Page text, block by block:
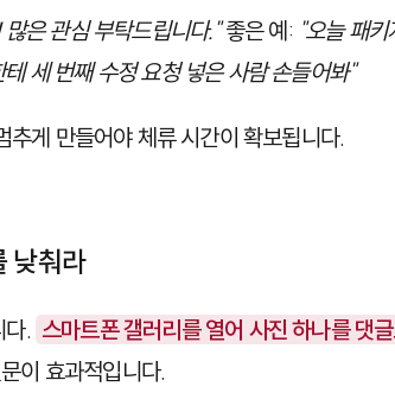
은 관심 부탁드립니다."좋은 예: "오늘 패
세 번째 수정 요청 넣은 사람 손들어봐"
게 만들어야 체류 시간이 확보됩니다.
낮춰라
다. 스마트폰 갤러리를 열어 사진 하나를 댓
이 효과적입니다.